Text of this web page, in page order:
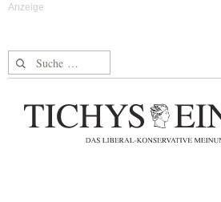
Suche nach: